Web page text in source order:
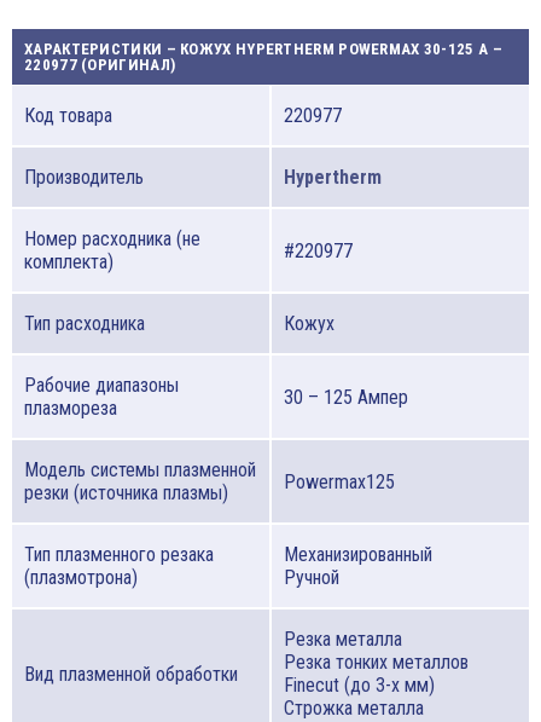
ХАРАКТЕРИСТИКИ – КОЖУХ HYPERTHERM POWERMAX 30-125 A –
220977 (ОРИГИНАЛ)
Код товара 220977
Производитель Hypertherm
Номер расходника (не
комплекта)
#220977
Тип расходника Кожух
Рабочие диапазоны
плазмореза
30 – 125 Ампер
Модель системы плазменной
резки (источника плазмы)
Powermax125
Тип плазменного резака
(плазмотрона)
Механизированный
Ручной
Вид плазменной обработки
Резка металла
Резка тонких металлов
Finecut (до 3-х мм)
Строжка металла